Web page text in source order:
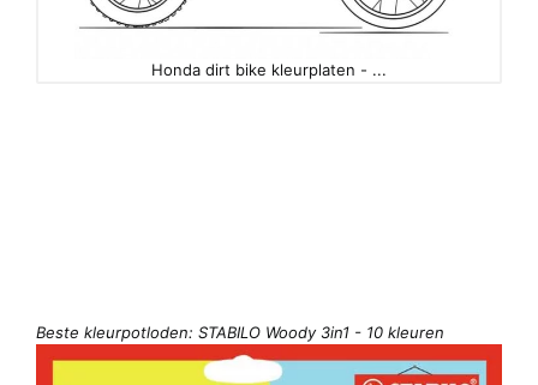
Honda dirt bike kleurplaten - ...
Beste kleurpotloden: STABILO Woody 3in1 - 10 kleuren